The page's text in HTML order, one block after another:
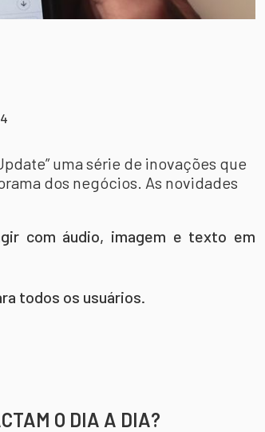
uma série de inovações que
dos negócios. As novidades
com áudio, imagem e texto em
todos os usuários.
O DIA A DIA?